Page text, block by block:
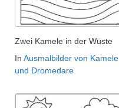
Zwei Kamele in der Wüste
In Ausmalbilder von Kamele
und Dromedare